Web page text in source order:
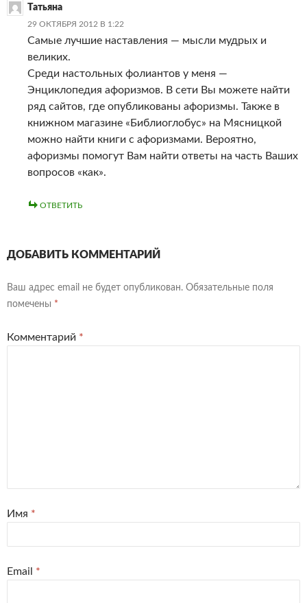
Татьяна
29 ОКТЯБРЯ 2012 В 1:22
Самые лучшие наставления — мысли мудрых и
великих.
Среди настольных фолиантов у меня —
Энциклопедия афоризмов. В сети Вы можете найти
ряд сайтов, где опубликованы афоризмы. Также в
книжном магазине «Библиоглобус» на Мясницкой
можно найти книги с афоризмами. Вероятно,
афоризмы помогут Вам найти ответы на часть Ваших
вопросов «как».
ОТВЕТИТЬ
ДОБАВИТЬ КОММЕНТАРИЙ
Ваш адрес email не будет опубликован. Обязательные поля
помечены *
Комментарий *
Имя *
Email *